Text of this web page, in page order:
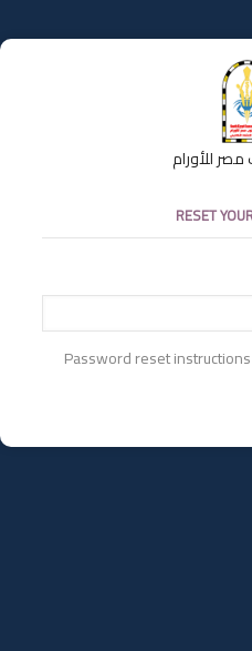
للأورام
RESET
Password reset